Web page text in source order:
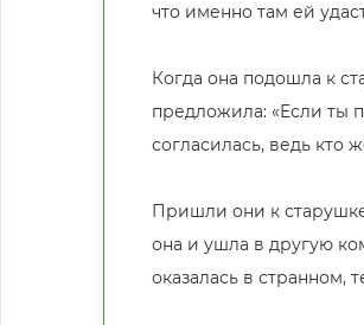
что именно там ей
Когда она подошла к
предложила: «Если ты
согласилась, ведь кто
Пришли они к
она и ушла в другую
оказалась в странном,